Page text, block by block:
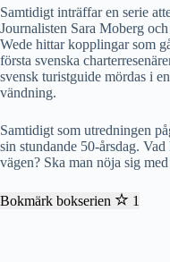
Samtidigt inträffar en serie
Journalisten Sara Moberg
Wede hittar kopplingar som
första svenska
svensk turistguide mördas i
vändning.
Samtidigt som utredningen
sin stundande 50-årsdag.
vägen? Ska man nöja sig
Bokmärk bokserien 1